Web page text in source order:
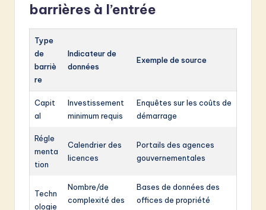
barrières à l’entrée
Type
de
barriè
re
Indicateur de
données
Exemple de source
Capit
al
Investissement
minimum requis
Enquêtes sur les coûts de
démarrage
Régle
menta
tion
Calendrier des
licences
Portails des agences
gouvernementales
Techn
ologie
Nombre/de
complexité des
Bases de données des
offices de propriété